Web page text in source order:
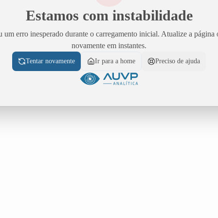
Estamos com instabilidade
um erro inesperado durante o carregamento inicial. Atualize a página
novamente em instantes.
Tentar novamente Ir para a home Preciso de ajuda